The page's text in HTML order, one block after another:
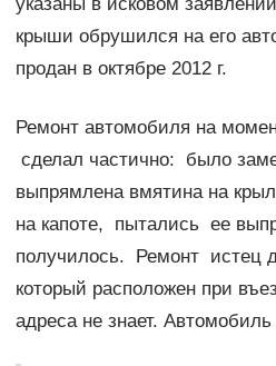
крыши обрушился на его
продан в октябре 2012 г.
Ремонт автомобиля на
сделал частично: было
выпрямлена вмятина на
на капоте, пытались ее
получилось. Ремонт истец
который расположен при
адреса не знает.